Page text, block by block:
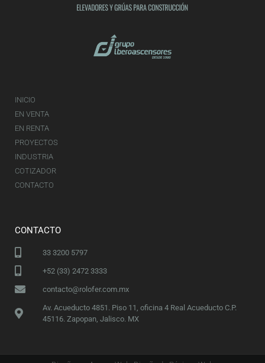
INICIO
EN VENTA
EN RENTA
PROYECTOS
INDUSTRIA
COTIZADOR
CONTACTO
CONTACTO
33 3200 5797
+52 (33) 2472 3333
contacto@rolofer.com.mx
Av. Acueducto 4851. Piso 11, oficina 4 Real Acueducto C.P.
45116. Zapopan, Jalisco. MX